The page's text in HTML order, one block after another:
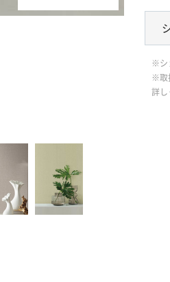
※シ
※取
詳し